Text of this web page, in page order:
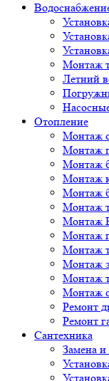
Монтаж
Летний
Отопление
Монтаж
Монтаж
Монтаж
Монтаж
Монтаж
Монтаж
Монтаж
Монтаж
Монтаж
Монтаж
Монтаж
Монтаж
Ремонт
Ремонт
Cантехника
Замена и